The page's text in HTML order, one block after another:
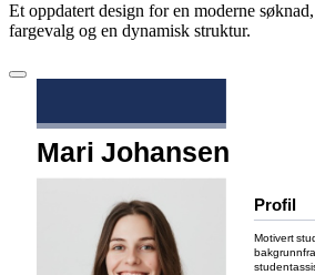
Et oppdatert design for en moderne
fargevalg og en dynamisk struktur.